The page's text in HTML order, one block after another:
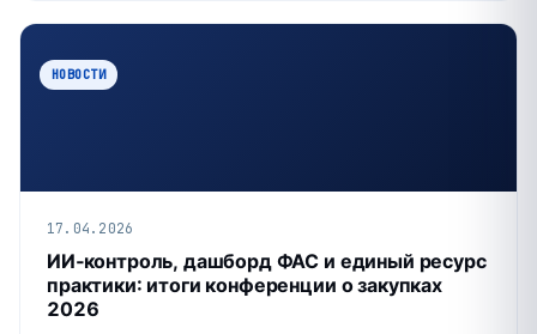
НОВОСТИ
17.04.2026
ИИ‑контроль, дашборд ФАС и единый ресурс
практики: итоги конференции о закупках
2026